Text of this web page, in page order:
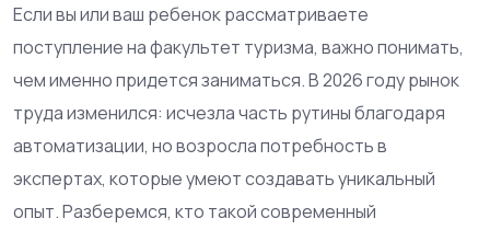
Если вы или ваш ребенок рассматриваете
поступление на факультет туризма, важно понимать,
чем именно придется заниматься. В 2026 году рынок
труда изменился: исчезла часть рутины благодаря
автоматизации, но возросла потребность в
экспертах, которые умеют создавать уникальный
опыт. Разберемся, кто такой современный